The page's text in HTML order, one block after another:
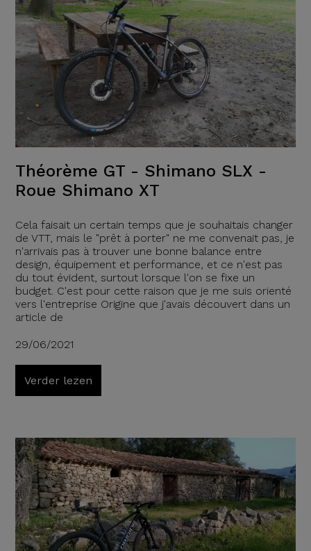
Théorème GT - Shimano SLX -
Roue Shimano XT
Cela faisait un certain temps que je souhaitais changer
de VTT, mais le "prêt à porter" ne me convenait pas, je
n'arrivais pas à trouver une bonne balance entre
design, équipement et performance, et ce n'est pas
du tout évident, surtout lorsque l'on se fixe un
budget. C'est pour cette raison que je me suis orienté
vers l'entreprise Origine que j'avais découvert dans un
article de
29/06/2021
Verder lezen